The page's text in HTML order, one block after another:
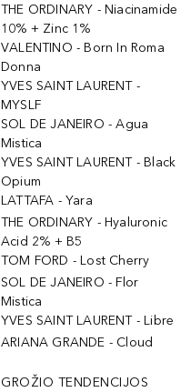
THE ORDINARY - Niacinamide
10% + Zinc 1%
VALENTINO - Born In Roma
Donna
YVES SAINT LAURENT -
MYSLF
SOL DE JANEIRO - Agua
Mistica
YVES SAINT LAURENT - Black
Opium
LATTAFA - Yara
THE ORDINARY - Hyaluronic
Acid 2% + B5
TOM FORD - Lost Cherry
SOL DE JANEIRO - Flor
Mistica
YVES SAINT LAURENT - Libre
ARIANA GRANDE - Cloud
GROŽIO TENDENCIJOS